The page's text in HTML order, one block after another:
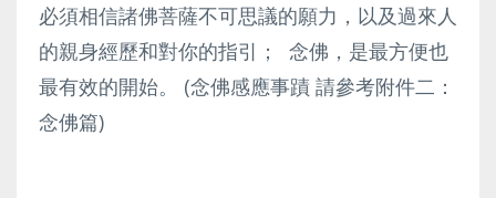
必須相信諸佛菩薩不可思議的願力，以及過來人
的親身經歷和對你的指引； 念佛，是最方便也
最有效的開始。 (念佛感應事蹟 請參考附件二：
念佛篇)